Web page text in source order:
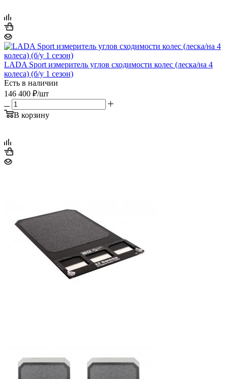
LADA Sport измеритель углов сходимости колес (леска/на 4
колеса) (б/у 1 сезон)
Есть в наличии
146 400 ₽/шт
В корзину